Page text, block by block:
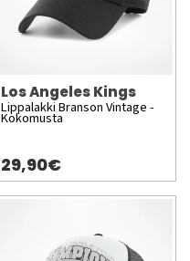
Los Angeles Kings
Lippalakki Branson Vintage -
Kokomusta
29,90€